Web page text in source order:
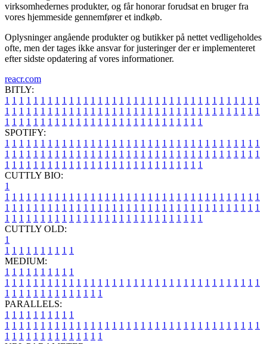
virksomhedernes produkter, og får honorar forudsat en bruger fra
vores hjemmeside gennemfører et indkøb.
Oplysninger angående produkter og butikker på nettet vedligeholdes
ofte, men der tages ikke ansvar for justeringer der er implementeret
efter sidste opdatering af vores informationer.
reacr.com
BITLY:
1 1 1 1 1 1 1 1 1 1 1 1 1 1 1 1 1 1 1 1 1 1 1 1 1 1 1 1 1 1 1 1 1 1 1 1
1 1 1 1 1 1 1 1 1 1 1 1 1 1 1 1 1 1 1 1 1 1 1 1 1 1 1 1 1 1 1 1 1 1 1 1
1 1 1 1 1 1 1 1 1 1 1 1 1 1 1 1 1 1 1 1 1 1 1 1 1 1 1 1
SPOTIFY:
1 1 1 1 1 1 1 1 1 1 1 1 1 1 1 1 1 1 1 1 1 1 1 1 1 1 1 1 1 1 1 1 1 1 1 1
1 1 1 1 1 1 1 1 1 1 1 1 1 1 1 1 1 1 1 1 1 1 1 1 1 1 1 1 1 1 1 1 1 1 1 1
1 1 1 1 1 1 1 1 1 1 1 1 1 1 1 1 1 1 1 1 1 1 1 1 1 1 1 1
CUTTLY BIO:
1
1 1 1 1 1 1 1 1 1 1 1 1 1 1 1 1 1 1 1 1 1 1 1 1 1 1 1 1 1 1 1 1 1 1 1 1
1 1 1 1 1 1 1 1 1 1 1 1 1 1 1 1 1 1 1 1 1 1 1 1 1 1 1 1 1 1 1 1 1 1 1 1
1 1 1 1 1 1 1 1 1 1 1 1 1 1 1 1 1 1 1 1 1 1 1 1 1 1 1 1
CUTTLY OLD:
1
1 1 1 1 1 1 1 1 1 1
MEDIUM:
1 1 1 1 1 1 1 1 1 1
1 1 1 1 1 1 1 1 1 1 1 1 1 1 1 1 1 1 1 1 1 1 1 1 1 1 1 1 1 1 1 1 1 1 1 1
1 1 1 1 1 1 1 1 1 1 1 1 1 1
PARALLELS:
1 1 1 1 1 1 1 1 1 1
1 1 1 1 1 1 1 1 1 1 1 1 1 1 1 1 1 1 1 1 1 1 1 1 1 1 1 1 1 1 1 1 1 1 1 1
1 1 1 1 1 1 1 1 1 1 1 1 1 1